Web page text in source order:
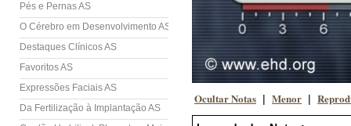
Pés e Pernas AS
O Cérebro em Desenvolvimento AS
Destaques Clínicos AS
Favoritos AS
Expressões Faciais AS
Da Fertilização à Implantação AS
Ocultar Notas | Menor |